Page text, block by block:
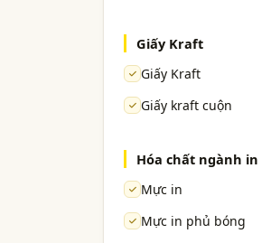
Giấy Kraft
Giấy Kraft
Giấy kraft cuộn
Hóa chất ngành in
Mực in
Mực in phủ bóng